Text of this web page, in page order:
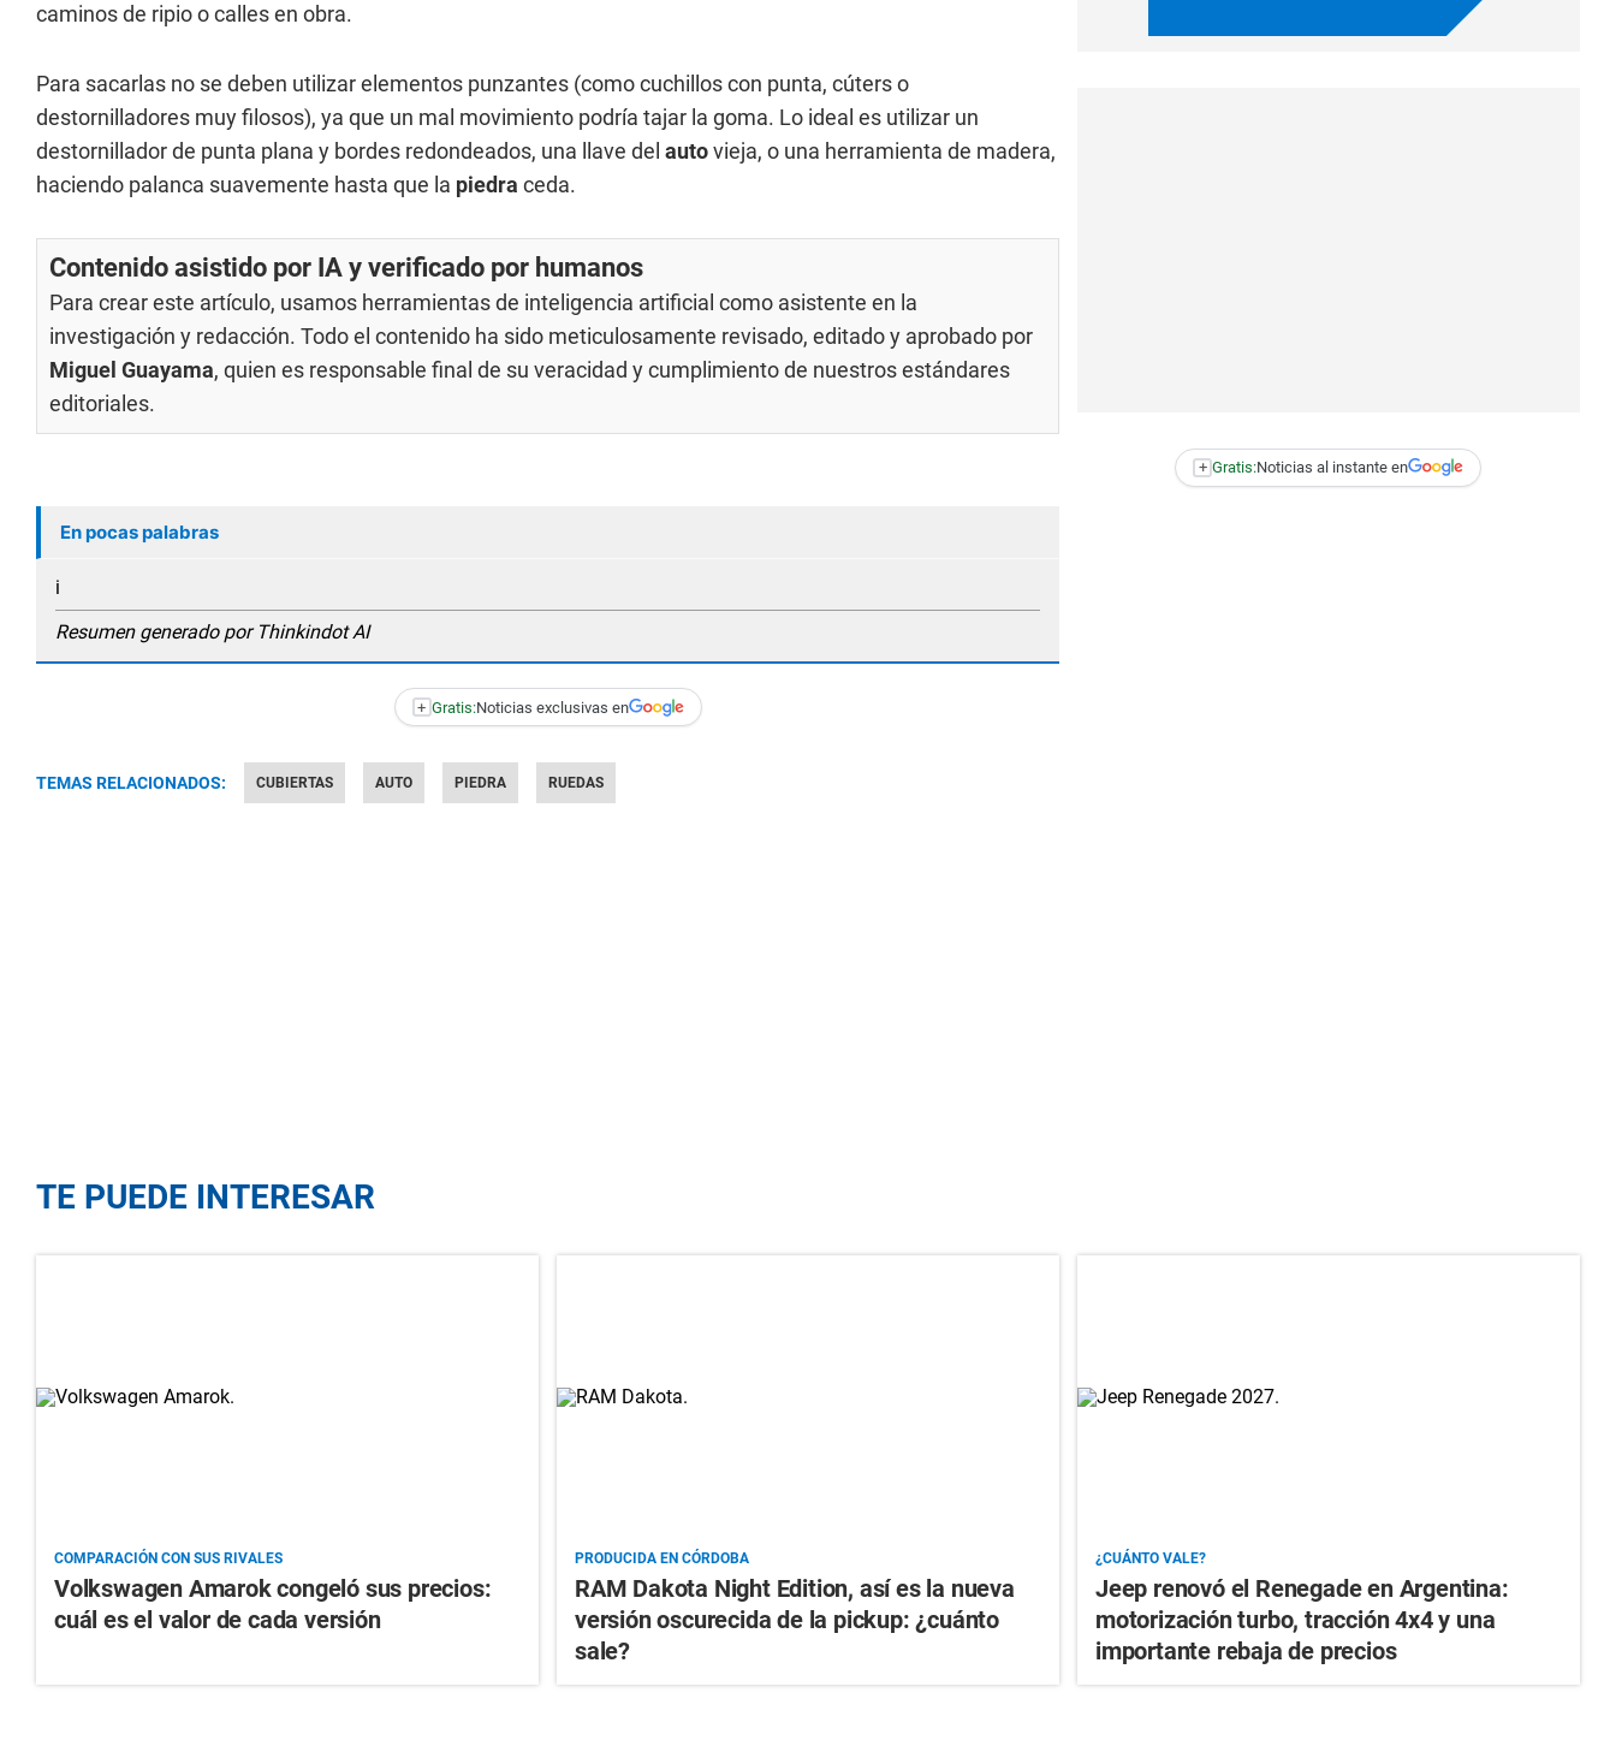
caminos de ripio o calles en obra.
Para sacarlas no se deben utilizar elementos punzantes (como cuchillos con punta, cúters o
destornilladores muy filosos), ya que un mal movimiento podría tajar la goma. Lo ideal es utilizar un
destornillador de punta plana y bordes redondeados, una llave del autovieja, o una herramienta de madera,
haciendo palanca suavemente hasta que la piedra ceda.
Contenido asistido por IA y verificado por humanos
Para crear este artículo, usamos herramientas de inteligencia artificial como asistente en la
investigación y redacción. Todo el contenido ha sido meticulosamente revisado, editado y aprobado por
Miguel Guayama, quien es responsable final de su veracidad y cumplimiento de nuestrosestándares
editoriales.
En pocas palabras
i
Resumen generado por Thinkindot AI
+ Gratis:Noticias exclusivas en
TEMAS RELACIONADOS: CUBIERTAS AUTO PIEDRA RUEDAS
+ Gratis:Noticias al instante en
TE PUEDE INTERESAR
COMPARACIÓN CON SUS RIVALES
Volkswagen Amarok congeló sus precios:
cuál es el valor de cada versión
PRODUCIDA EN CÓRDOBA
RAM Dakota Night Edition, así es la nueva
versión oscurecida de la pickup: ¿cuánto
sale?
¿CUÁNTO VALE?
Jeep renovó el Renegade en Argentina:
motorización turbo, tracción 4x4 y una
importante rebaja de precios